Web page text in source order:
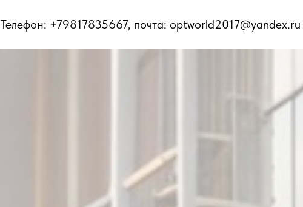
Телефон: +79817835667, почта: optworld2017@yandex.ru